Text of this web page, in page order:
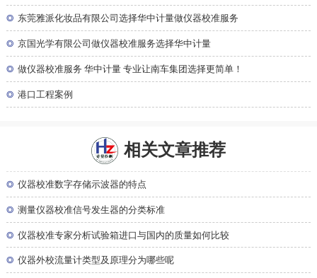
◎ 东莞雅派化妆品有限公司选择华中计量做仪器校准服务
◎ 京国光学有限公司做仪器校准服务选择华中计量
◎ 做仪器校准服务 华中计量 专业让南车集团选择更简单！
◎ 港口工程案例
相关文章推荐
◎ 仪器校准数字存储示波器的特点
◎ 测量仪器校准信号发生器的分类标准
◎ 仪器校准专家分析试验箱进口与国内的质量如何比较
◎ 仪器外校流量计类型及原理分为哪些呢